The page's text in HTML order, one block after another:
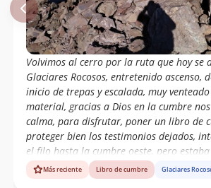
Volvimos al cerro por la ruta que hoy se
Glaciares Rocosos, entretenido ascenso,
inicio de trepas y escalada, muy
material, gracias a Dios en la cumbre
calma, para disfrutar, poner un libro de
proteger bien los testimonios dejados,
el filo hasta la cumbre oeste, pero
por seguridad nos volvimos, pero el
debe seguir ahí, por si alguien se anima
Más reciente Libro de cumbre Glaciares